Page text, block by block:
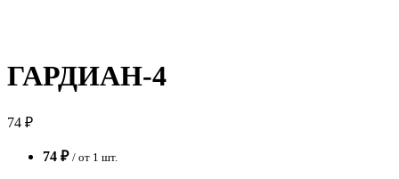
ГАРДИАН-4
74 ₽
74 ₽ / от 1 шт.